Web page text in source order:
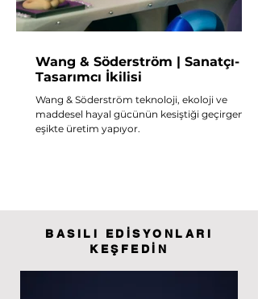
Wang & Söderström | Sanatçı-
Tasarımcı İkilisi
Wang & Söderström teknoloji, ekoloji ve
maddesel hayal gücünün kesiştiği geçirgen bir
eşikte üretim yapıyor.
BASILI EDİSYONLARI
KEŞFEDİN